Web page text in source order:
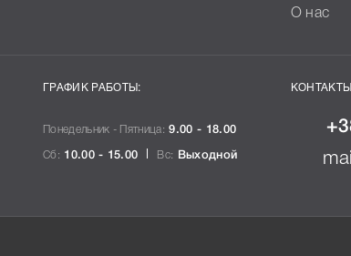
О нас
ГРАФИК РАБОТЫ:
Понедельник - Пятница: 9.00 - 18.00
Сб: 10.00 - 15.00 Вс: Выходной